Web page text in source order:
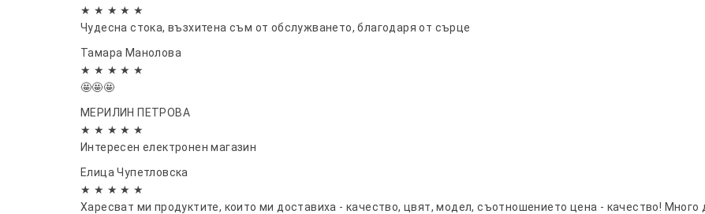
★ ★ ★ ★ ★
Чудесна стока, възхитена съм от обслужването, благодаря от сърце
Тамара Манолова
★ ★ ★ ★ ★
🤩🤩🤩
МЕРИЛИН ПЕТРОВА
★ ★ ★ ★ ★
Интересен електронен магазин
Елица Чупетловска
★ ★ ★ ★ ★
Харесват ми продуктите, които ми доставиха - качество, цвят, модел, съотношението цена - качество!